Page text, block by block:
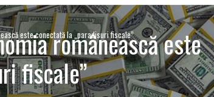
este conectată la „paradisuri fiscale”
românească este
fiscale”